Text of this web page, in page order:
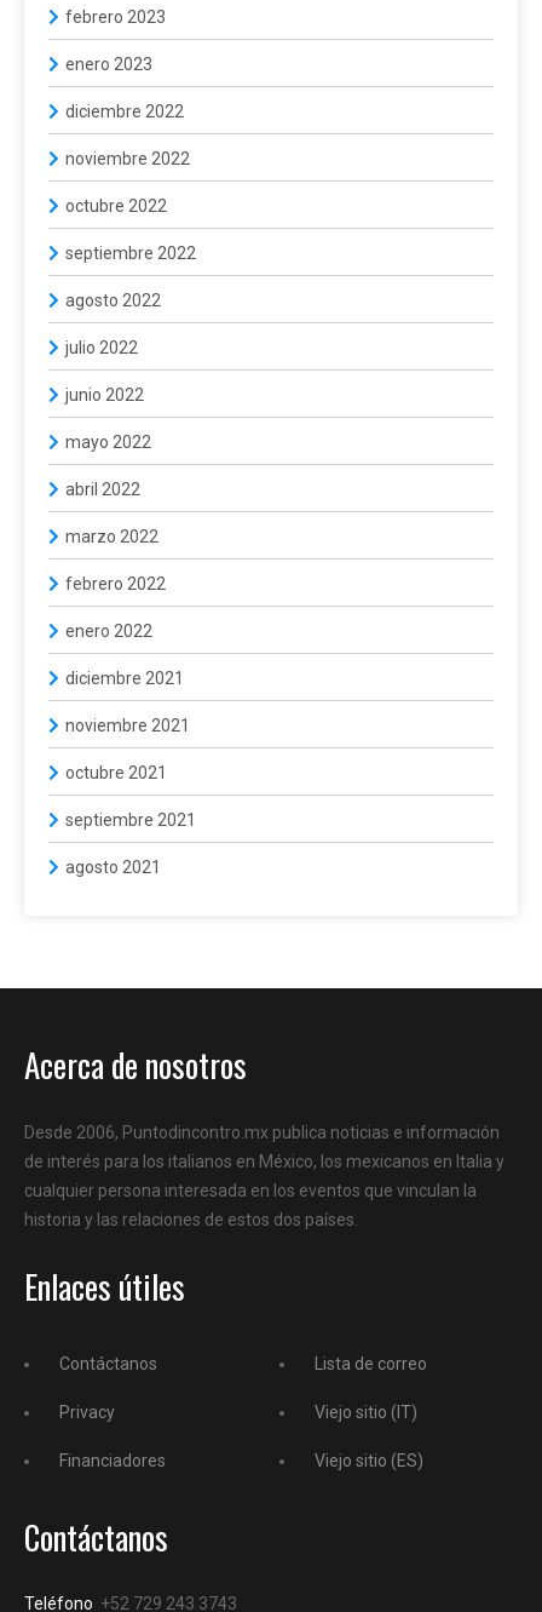
febrero 2023
enero 2023
diciembre 2022
noviembre 2022
octubre 2022
septiembre 2022
agosto 2022
julio 2022
junio 2022
mayo 2022
abril 2022
marzo 2022
febrero 2022
enero 2022
diciembre 2021
noviembre 2021
octubre 2021
septiembre 2021
agosto 2021
Acerca de nosotros
Desde 2006, Puntodincontro.mx publica noticias e información
de interés para los italianos en México, los mexicanos en Italia y
cualquier persona interesada en los eventos que vinculan la
historia y las relaciones de estos dos países.
Enlaces útiles
Contáctanos
Privacy
Financiadores
Lista de correo
Viejo sitio (IT)
Viejo sitio (ES)
Contáctanos
Teléfono +52 729 243 3743